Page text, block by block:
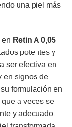
una piel más
en Retin A 0,05
potentes y
ser efectiva en
en signos de
formulación en
a veces se
y adecuado,